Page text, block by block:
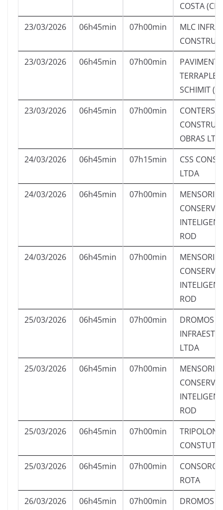
COSTA
23/03/2026
06h45min 07h00min
MLC INFRA
23/03/2026
06h45min 07h00min
SCHIMIT
23/03/2026
06h45min 07h00min
OBRAS
24/03/2026
06h45min 07h15min
CSS
LTDA
24/03/2026
06h45min 07h00min
MENSORI
ROD
24/03/2026
06h45min 07h00min
MENSORI
ROD
25/03/2026
06h45min 07h00min
DROMOS
LTDA
25/03/2026
06h45min 07h00min
MENSORI
ROD
25/03/2026
06h45min 07h00min
TRIPOLONI
25/03/2026
06h45min 07h00min
ROTA
26/03/2026
06h45min 07h00min
DROMOS